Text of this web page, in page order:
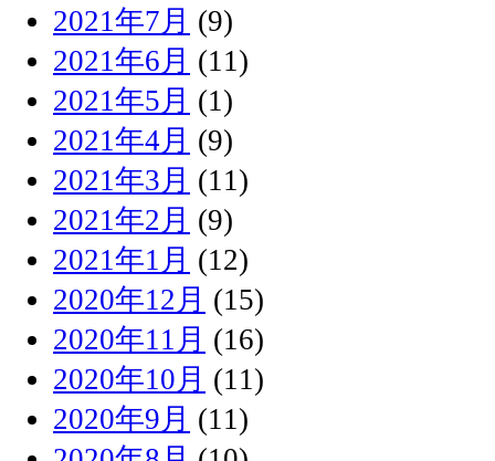
2021年7月 (9)
2021年6月 (11)
2021年5月 (1)
2021年4月 (9)
2021年3月 (11)
2021年2月 (9)
2021年1月 (12)
2020年12月 (15)
2020年11月 (16)
2020年10月 (11)
2020年9月 (11)